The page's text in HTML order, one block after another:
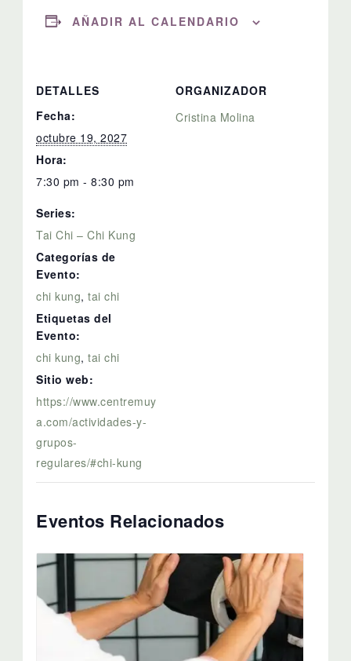
AÑADIR AL CALENDARIO
DETALLES
Fecha:
octubre 19, 2027
Hora:
7:30 pm - 8:30 pm
Series:
Tai Chi – Chi Kung
Categorías de
Evento:
chi kung,tai chi
Etiquetas del
Evento:
chi kung,tai chi
Sitio web:
https://www.centremuy
a.com/actividades-y-
grupos-
regulares/#chi-kung
ORGANIZADOR
Cristina Molina
Eventos Relacionados